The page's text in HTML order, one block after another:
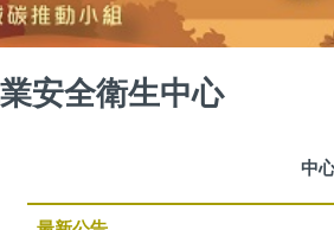
安全衛生中心
中